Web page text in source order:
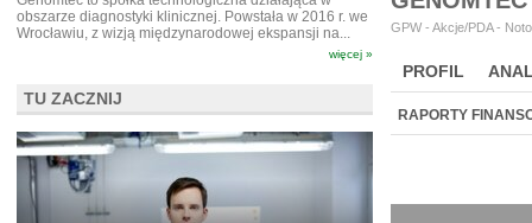
GPW - Akcje/PDA -
PROFIL
BR LAB
RAPORTY
obszarze diagnostyki klinicznej. Powstała w 2016 r. we
Wrocławiu, z wizją międzynarodowej ekspansji na...
więcej »
TU ZACZNIJ